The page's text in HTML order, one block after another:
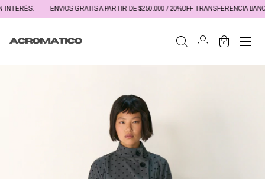
ENVIOS GRATIS A PARTIR DE $250.000 / 20%OFF TRANSFERENCIA
0